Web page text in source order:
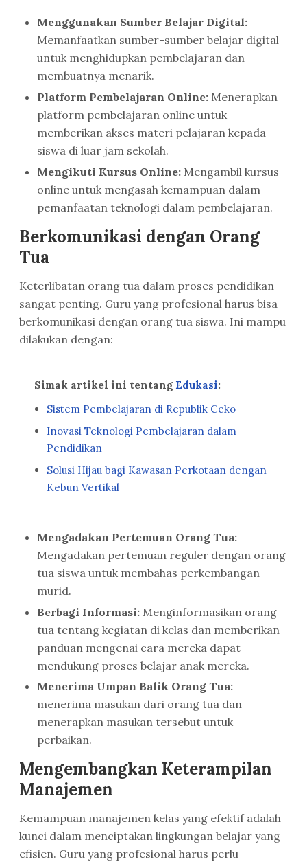
Menggunakan Sumber Belajar Digital:
Memanfaatkan sumber-sumber belajar digital
untuk menghidupkan pembelajaran dan
membuatnya menarik.
Platform Pembelajaran Online: Menerapkan
platform pembelajaran online untuk
memberikan akses materi pelajaran kepada
siswa di luar jam sekolah.
Mengikuti Kursus Online: Mengambil kursus
online untuk mengasah kemampuan dalam
pemanfaatan teknologi dalam pembelajaran.
Berkomunikasi dengan Orang
Tua
Keterlibatan orang tua dalam proses pendidikan
sangat penting. Guru yang profesional harus bisa
berkomunikasi dengan orang tua siswa. Ini mampu
dilakukan dengan:
Simak artikel ini tentang Edukasi:
Sistem Pembelajaran di Republik Ceko
Inovasi Teknologi Pembelajaran dalam
Pendidikan
Solusi Hijau bagi Kawasan Perkotaan dengan
Kebun Vertikal
Mengadakan Pertemuan Orang Tua:
Mengadakan pertemuan reguler dengan orang
tua siswa untuk membahas perkembangan
murid.
Berbagi Informasi: Menginformasikan orang
tua tentang kegiatan di kelas dan memberikan
panduan mengenai cara mereka dapat
mendukung proses belajar anak mereka.
Menerima Umpan Balik Orang Tua:
menerima masukan dari orang tua dan
menerapkan masukan tersebut untuk
perbaikan.
Mengembangkan Keterampilan
Manajemen
Kemampuan manajemen kelas yang efektif adalah
kunci dalam menciptakan lingkungan belajar yang
efisien. Guru yang profesional harus perlu